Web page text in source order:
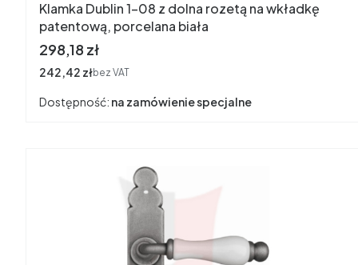
Klamka Dublin 1-08 z dolna rozetą na wkładkę
patentową, porcelana biała
Cena
298,18 zł
Cena
242,42 złbez VAT
Dostępność: na zamówienie specjalne